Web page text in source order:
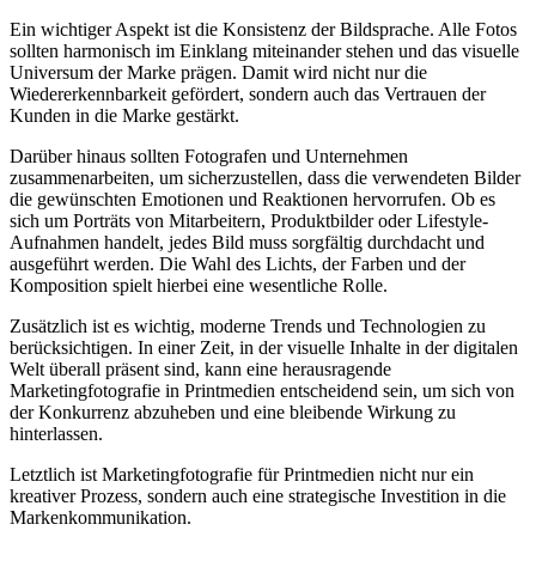
Ein wichtiger Aspekt ist die Konsistenz der Bildsprache. Alle Fotos
sollten harmonisch im Einklang miteinander stehen und das visuelle
Universum der Marke prägen. Damit wird nicht nur die
Wiedererkennbarkeit gefördert, sondern auch das Vertrauen der
Kunden in die Marke gestärkt.
Darüber hinaus sollten Fotografen und Unternehmen
zusammenarbeiten, um sicherzustellen, dass die verwendeten Bilder
die gewünschten Emotionen und Reaktionen hervorrufen. Ob es
sich um Porträts von Mitarbeitern, Produktbilder oder Lifestyle-
Aufnahmen handelt, jedes Bild muss sorgfältig durchdacht und
ausgeführt werden. Die Wahl des Lichts, der Farben und der
Komposition spielt hierbei eine wesentliche Rolle.
Zusätzlich ist es wichtig, moderne Trends und Technologien zu
berücksichtigen. In einer Zeit, in der visuelle Inhalte in der digitalen
Welt überall präsent sind, kann eine herausragende
Marketingfotografie in Printmedien entscheidend sein, um sich von
der Konkurrenz abzuheben und eine bleibende Wirkung zu
hinterlassen.
Letztlich ist Marketingfotografie für Printmedien nicht nur ein
kreativer Prozess, sondern auch eine strategische Investition in die
Markenkommunikation.